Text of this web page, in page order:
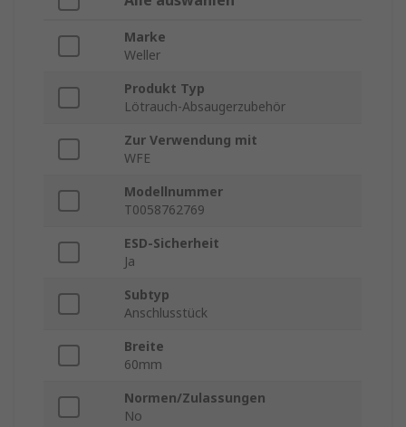
Marke
Weller
Produkt Typ
Lötrauch-Absaugerzubehör
Zur Verwendung mit
WFE
Modellnummer
T0058762769
ESD-Sicherheit
Ja
Subtyp
Anschlusstück
Breite
60mm
Normen/Zulassungen
No